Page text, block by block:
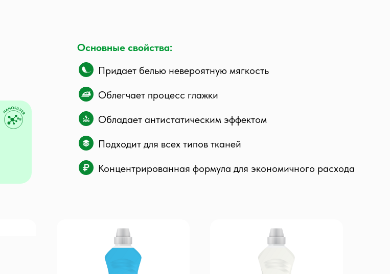
Основные свойства:
Придает белью невероятную мягкость
Облегчает процесс глажки
Обладает антистатическим эффектом
Подходит для всех типов тканей
Концентрированная формула для экономичного расхода